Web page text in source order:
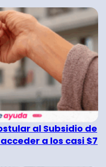
al Subsidio de
a los casi $7